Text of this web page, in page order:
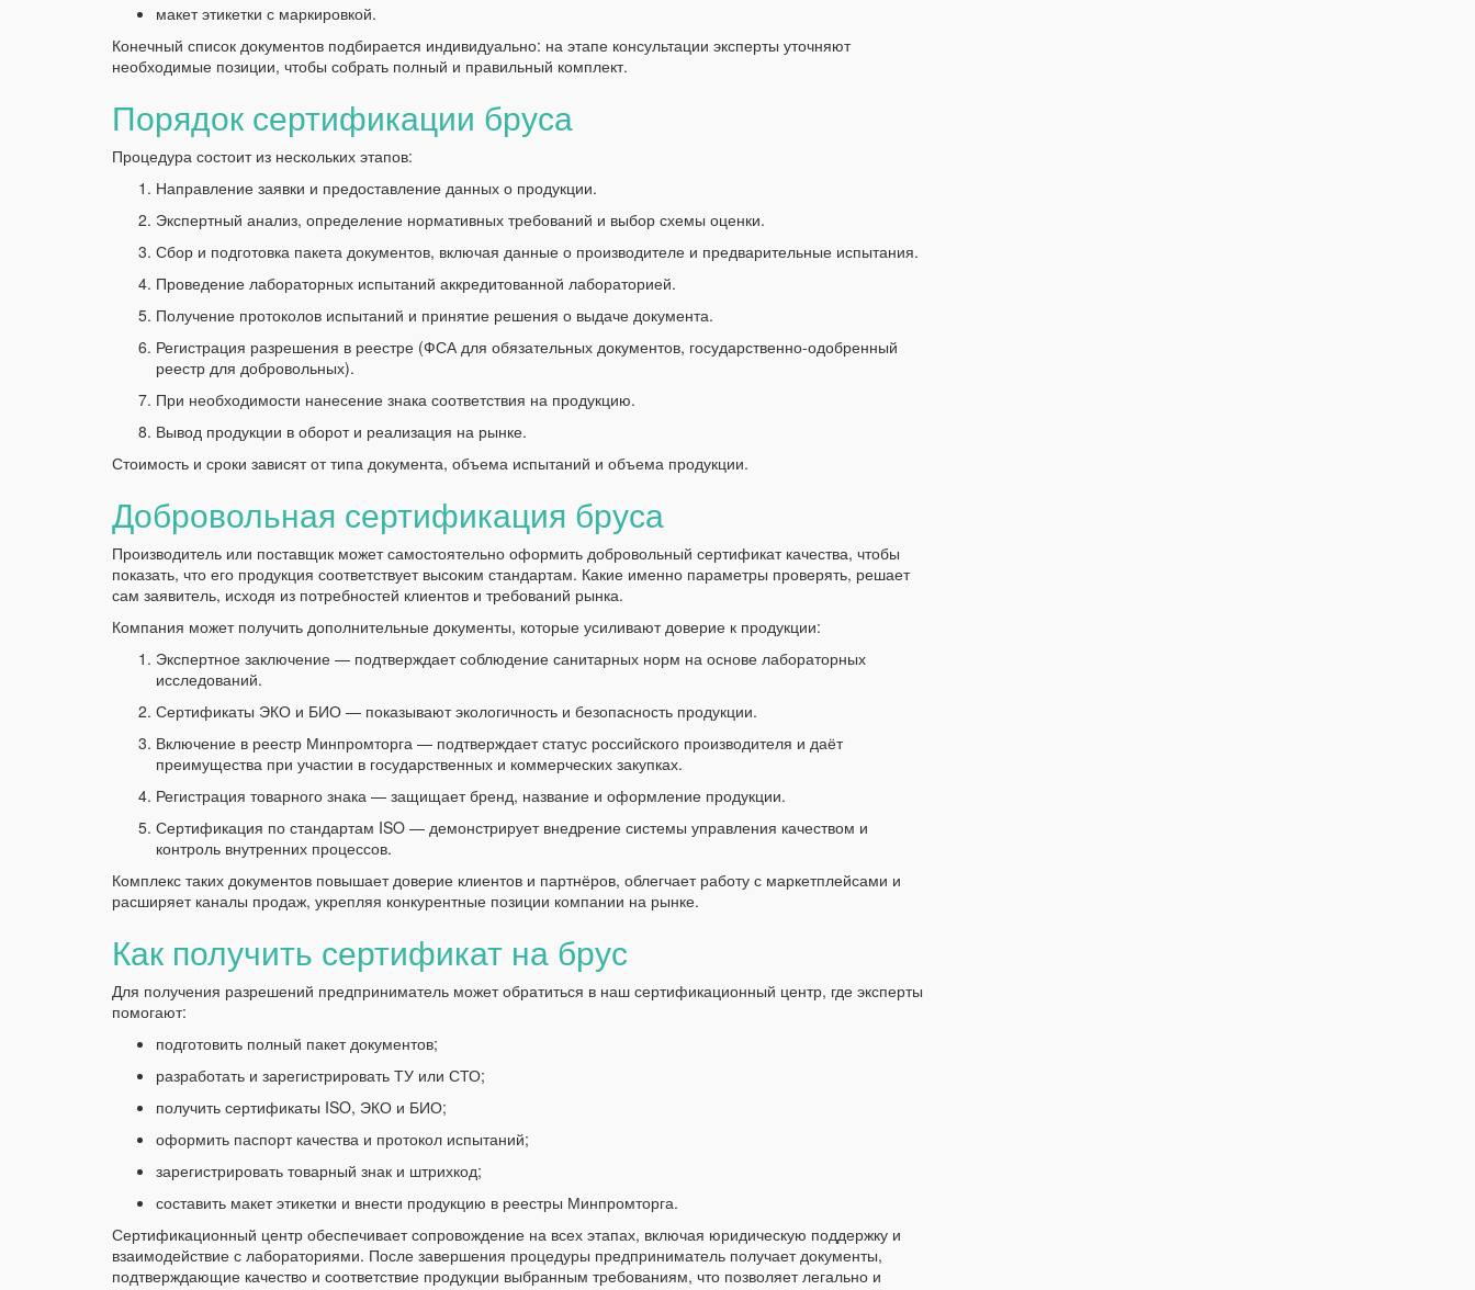
макет этикетки с маркировкой.
Конечный список документов подбирается индивидуально: на этапе консультации эксперты уточняют
необходимые позиции, чтобы собрать полный и правильный комплект.
Порядок сертификации бруса
Процедура состоит из нескольких этапов:
Направление заявки и предоставление данных о продукции.
Экспертный анализ, определение нормативных требований и выбор схемы оценки.
Сбор и подготовка пакета документов, включая данные о производителе и предварительные испытания.
Проведение лабораторных испытаний аккредитованной лабораторией.
Получение протоколов испытаний и принятие решения о выдаче документа.
Регистрация разрешения в реестре (ФСА для обязательных документов, государственно-одобренный
реестр для добровольных).
При необходимости нанесение знака соответствия на продукцию.
Вывод продукции в оборот и реализация на рынке.
Стоимость и сроки зависят от типа документа, объема испытаний и объема продукции.
Добровольная сертификация бруса
Производитель или поставщик может самостоятельно оформить добровольный сертификат качества, чтобы
показать, что его продукция соответствует высоким стандартам. Какие именно параметры проверять, решает
сам заявитель, исходя из потребностей клиентов и требований рынка.
Компания может получить дополнительные документы, которые усиливают доверие к продукции:
Экспертное заключение — подтверждает соблюдение санитарных норм на основе лабораторных
исследований.
Сертификаты ЭКО и БИО — показывают экологичность и безопасность продукции.
Включение в реестр Минпромторга — подтверждает статус российского производителя и даёт
преимущества при участии в государственных и коммерческих закупках.
Регистрация товарного знака — защищает бренд, название и оформление продукции.
Сертификация по стандартам ISO — демонстрирует внедрение системы управления качеством и
контроль внутренних процессов.
Комплекс таких документов повышает доверие клиентов и партнёров, облегчает работу с маркетплейсами и
расширяет каналы продаж, укрепляя конкурентные позиции компании на рынке.
Как получить сертификат на брус
Для получения разрешений предприниматель может обратиться в наш сертификационный центр, где эксперты
помогают:
подготовить полный пакет документов;
разработать и зарегистрировать ТУ или СТО;
получить сертификаты ISO, ЭКО и БИО;
оформить паспорт качества и протокол испытаний;
зарегистрировать товарный знак и штрихкод;
составить макет этикетки и внести продукцию в реестры Минпромторга.
Сертификационный центр обеспечивает сопровождение на всех этапах, включая юридическую поддержку и
взаимодействие с лабораториями. После завершения процедуры предприниматель получает документы,
подтверждающие качество и соответствие продукции выбранным требованиям, что позволяет легально и